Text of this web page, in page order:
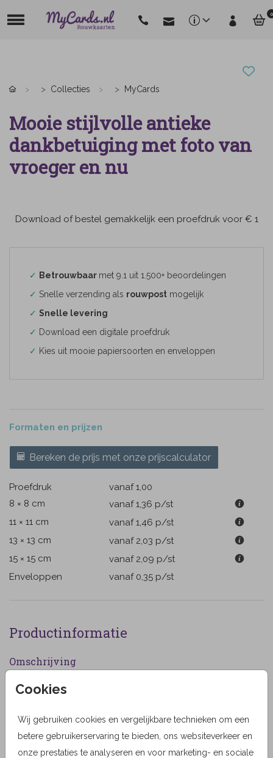
0
Cookies
Wij gebruiken cookies en vergelijkbare technieken om een
betere gebruikerservaring te bieden, ons websiteverkeer en
onze prestaties te analyseren en voor marketing- en sociale
Collecties MyCards
Mooie stijlvolle antieke
dankbetuiging met foto van
vroeger en nu
Download of bestel gemakkelijk een proefdruk voor € 1
✓ Betrouwbaar met 9.1 uit 1.500+ beoordelingen
✓ Snelle verzending als rouwpost mogelijk
✓ Snelle levering
✓ Download een digitale proefdruk
✓ Kies uit mooie papiersoorten en enveloppen
Formaten en prijzen
Bereken de prijs met onze prijscalculator
Proefdruk
vanaf 1,00
8 × 8 cm
vanaf 1,36 p/st
11 × 11 cm
vanaf 1,46 p/st
13 × 13 cm
vanaf 2,03 p/st
15 × 15 cm
vanaf 2,09 p/st
Enveloppen
vanaf 0,35 p/st
Productinformatie
Omschrijving
Mooie stijlvolle antieke dankbetuiging met foto van
Designer
MyCards Design